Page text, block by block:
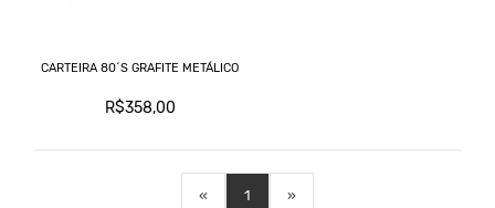
CARTEIRA 80´S GRAFITE METÁLICO
R$358,00
« 1 »